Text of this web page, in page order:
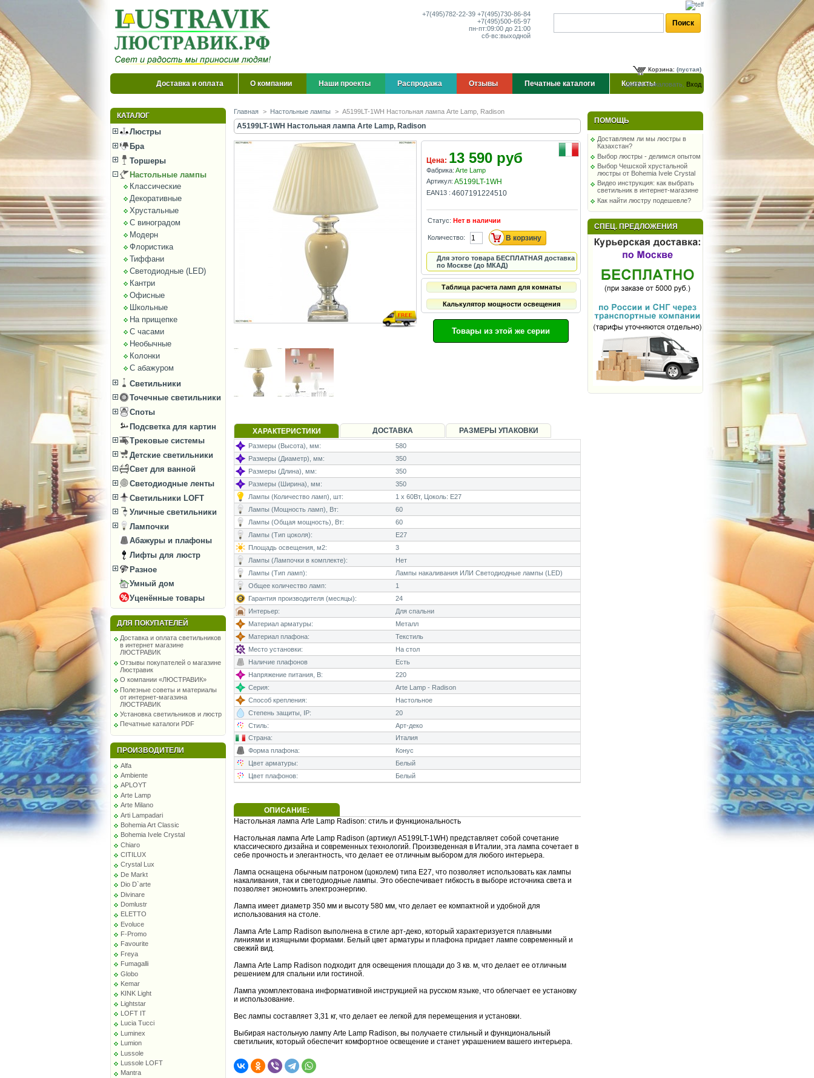
+7(495)782-22-39 +7(495)730-86-84
+7(495)500-65-97
пн-пт:09:00 до 21:00
сб-вс:выходной
Корзина: (пустая)
Добро пожаловать, Вход
Доставка и оплата О компании Наши проекты Распродажа Отзывы Печатные каталоги Контакты
КАТАЛОГ
Люстры
Бра
Торшеры
Настольные лампы
Классические
Декоративные
Хрустальные
С виноградом
Модерн
Флористика
Тиффани
Светодиодные (LED)
Кантри
Офисные
Школьные
На прищепке
С часами
Необычные
Колонки
С абажуром
Светильники
Точечные светильники
Споты
Подсветка для картин
Трековые системы
Детские светильники
Свет для ванной
Светодиодные ленты
Светильники LOFT
Уличные светильники
Лампочки
Абажуры и плафоны
Лифты для люстр
Разное
Умный дом
Уценённые товары
ДЛЯ ПОКУПАТЕЛЕЙ
Доставка и оплата светильников
в интернет магазине
ЛЮСТРАВИК
Отзывы покупателей о магазине
Люстравик
О компании «ЛЮСТРАВИК»
Полезные советы и материалы
от интернет-магазина
ЛЮСТРАВИК
Установка светильников и люстр
Печатные каталоги PDF
ПРОИЗВОДИТЕЛИ
Alfa
Ambiente
APLOYT
Arte Lamp
Arte Milano
Arti Lampadari
Bohemia Art Classic
Bohemia Ivele Crystal
Chiaro
CITILUX
Crystal Lux
De Markt
Dio D`arte
Divinare
Domlustr
ELETTO
Evoluce
F-Promo
Favourite
Freya
Fumagalli
Globo
Kemar
KINK Light
Lightstar
LOFT IT
Lucia Tucci
Luminex
Lumion
Lussole
Lussole LOFT
Mantra
Главная > Настольные лампы > A5199LT-1WH Настольная лампа Arte Lamp, Radison
A5199LT-1WH Настольная лампа Arte Lamp, Radison
Цена: 13 590 руб
Фабрика: Arte Lamp
Артикул: A5199LT-1WH
EAN13 : 4607191224510
Статус: Нет в наличии
Количество:
Для этого товара БЕСПЛАТНАЯ доставка
по Москве (до МКАД)
Таблица расчета ламп для комнаты
Калькулятор мощности освещения
Товары из этой же серии
ХАРАКТЕРИСТИКИ ДОСТАВКА РАЗМЕРЫ УПАКОВКИ
Размеры (Высота), мм:
580
Размеры (Диаметр), мм:
350
Размеры (Длина), мм:
350
Размеры (Ширина), мм:
350
Лампы (Количество ламп), шт:
1 x 60Вт, Цоколь: E27
Лампы (Мощность ламп), Вт:
60
Лампы (Общая мощность), Вт:
60
Лампы (Тип цоколя):
E27
Площадь освещения, м2:
3
Лампы (Лампочки в комплекте):
Нет
Лампы (Тип ламп):
Лампы накаливания ИЛИ Светодиодные лампы (LED)
Общее количество ламп:
1
Гарантия производителя (месяцы):
24
Интерьер:
Для спальни
Материал арматуры:
Металл
Материал плафона:
Текстиль
Место установки:
На стол
Наличие плафонов
Есть
Напряжение питания, В:
220
Серия:
Arte Lamp - Radison
Способ крепления:
Настольное
Степень защиты, IP:
20
Стиль:
Арт-деко
Страна:
Италия
Форма плафона:
Конус
Цвет арматуры:
Белый
Цвет плафонов:
Белый
ОПИСАНИЕ:
Настольная лампа Arte Lamp Radison: стиль и функциональность
Настольная лампа Arte Lamp Radison (артикул A5199LT-1WH) представляет собой сочетание
классического дизайна и современных технологий. Произведенная в Италии, эта лампа сочетает в
себе прочность и элегантность, что делает ее отличным выбором для любого интерьера.
Лампа оснащена обычным патроном (цоколем) типа E27, что позволяет использовать как лампы
накаливания, так и светодиодные лампы. Это обеспечивает гибкость в выборе источника света и
позволяет экономить электроэнергию.
Лампа имеет диаметр 350 мм и высоту 580 мм, что делает ее компактной и удобной для
использования на столе.
Лампа Arte Lamp Radison выполнена в стиле арт-деко, который характеризуется плавными
линиями и изящными формами. Белый цвет арматуры и плафона придает лампе современный и
свежий вид.
Лампа Arte Lamp Radison подходит для освещения площади до 3 кв. м, что делает ее отличным
решением для спальни или гостиной.
Лампа укомплектована информативной инструкцией на русском языке, что облегчает ее установку
и использование.
Вес лампы составляет 3,31 кг, что делает ее легкой для перемещения и установки.
Выбирая настольную лампу Arte Lamp Radison, вы получаете стильный и функциональный
светильник, который обеспечит комфортное освещение и станет украшением вашего интерьера.
ПОМОЩЬ
Доставляем ли мы люстры в
Казахстан?
Выбор люстры - делимся опытом
Выбор Чешской хрустальной
люстры от Bohemia Ivele Crystal
Видео инструкция: как выбрать
светильник в интернет-магазине
Как найти люстру подешевле?
СПЕЦ. ПРЕДЛОЖЕНИЯ